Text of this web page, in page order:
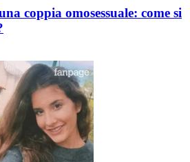
coppia omosessuale: come si